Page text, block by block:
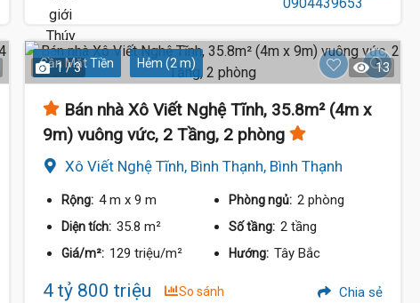
Gần Mặt Tiền Hẻm (2 m)
1 / 3 13
Bán nhà Xô Viết Nghệ Tĩnh, 35.8m² (4m x
9m) vuông vức, 2 Tầng, 2 phòng
Xô Viết Nghệ Tĩnh, Bình Thạnh, Bình Thạnh
Rộng: 4 m x 9 m Phòng ngủ: 2 phòng
Diện tích: 35.8 m² Số tầng: 2 tầng
Giá/m²: 129 triệu/m² Hướng: Tây Bắc
4 tỷ 800 triệu So sánh Chia sẻ